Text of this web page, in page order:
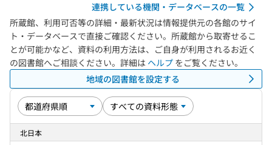
連携している機関・データベースの一覧
所蔵館、利用可否等の詳細・最新状況は情報提供元の各館のサイ
ト・データベースで直接ご確認ください。所蔵館から取寄せるこ
とが可能かなど、資料の利用方法は、ご自身が利用されるお近く
の図書館へご相談ください。詳細は ヘルプ をご覧ください。
地域の図書館を設定する
北日本